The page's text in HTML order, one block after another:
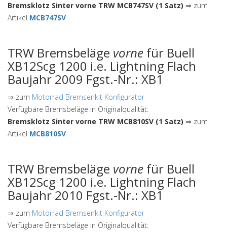
Bremsklotz Sinter vorne TRW MCB747SV (1 Satz) ⇒ zum
Artikel MCB747SV
TRW Bremsbeläge vorne für Buell
XB12Scg 1200 i.e. Lightning Flach
Baujahr 2009 Fgst.-Nr.: XB1
⇒ zum Motorrad Bremsenkit Konfigurator
Verfügbare Bremsbeläge in Originalqualität:
Bremsklotz Sinter vorne TRW MCB810SV (1 Satz) ⇒ zum
Artikel MCB810SV
TRW Bremsbeläge vorne für Buell
XB12Scg 1200 i.e. Lightning Flach
Baujahr 2010 Fgst.-Nr.: XB1
⇒ zum Motorrad Bremsenkit Konfigurator
Verfügbare Bremsbeläge in Originalqualität: